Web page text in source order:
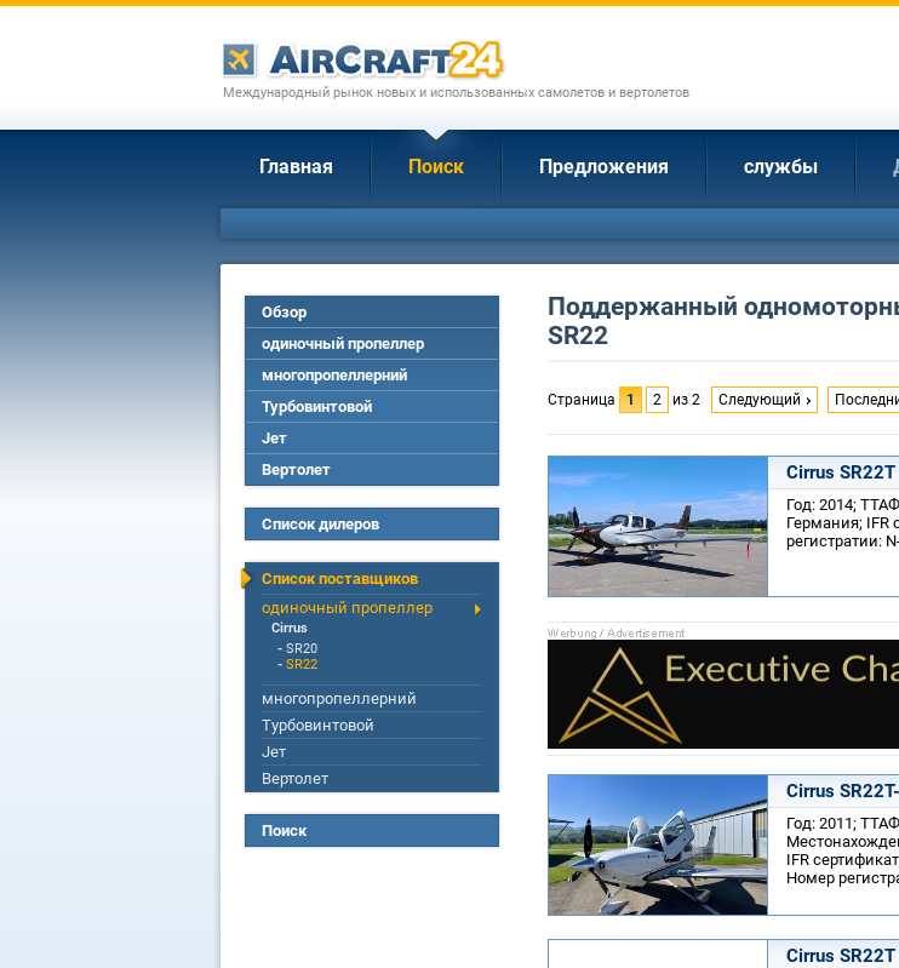
Международный рынок новых и использованных самолетов и вертолетов
Главная Поиск Предложения службы
Обзор
одиночный пропеллер
многопропеллерний
Турбовинтовой
Jет
Вертолет
Список дилеров
Список поставщиков
одиночный пропеллер
Cirrus
- SR20
- SR22
многопропеллерний
Турбовинтовой
Jет
Вертолет
Поиск
Поддержанный
SR22
Страница 1 2 из 2 Следующий
Cirrus SR22T
Год: 2014;
Германия; IFR
регистратии:
Cirrus
Год: 2011;
IFR
Номер
Cirrus SR22T